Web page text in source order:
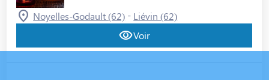
Noyelles-Godault (62) - Liévin (62)
Voir